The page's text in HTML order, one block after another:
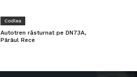
Codlea
Autotren răsturnat pe DN73A,
Pârâul Rece